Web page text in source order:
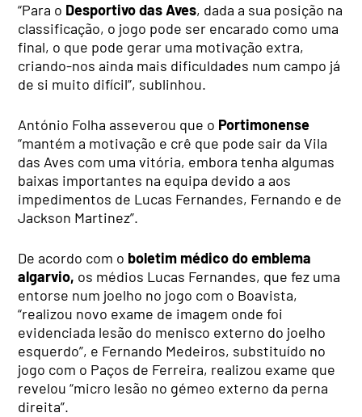
“Para o Desportivo das Aves, dada a sua posição na
classificação, o jogo pode ser encarado como uma
final, o que pode gerar uma motivação extra,
criando-nos ainda mais dificuldades num campo já
de si muito difícil”, sublinhou.
António Folha asseverou que o Portimonense
“mantém a motivação e crê que pode sair da Vila
das Aves com uma vitória, embora tenha algumas
baixas importantes na equipa devido a aos
impedimentos de Lucas Fernandes, Fernando e de
Jackson Martinez”.
De acordo com o boletim médico do emblema
algarvio, os médios Lucas Fernandes, que fez uma
entorse num joelho no jogo com o Boavista,
“realizou novo exame de imagem onde foi
evidenciada lesão do menisco externo do joelho
esquerdo”, e Fernando Medeiros, substituído no
jogo com o Paços de Ferreira, realizou exame que
revelou “micro lesão no gémeo externo da perna
direita”.